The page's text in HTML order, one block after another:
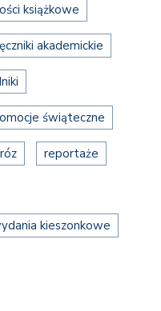
książkowe
akademickie
świąteczne
reportaże
kieszonkowe